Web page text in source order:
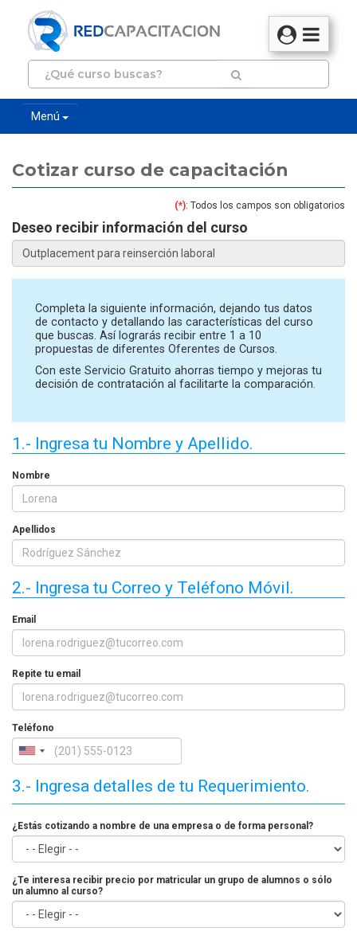
Menú
Cotizar curso de capacitación
(*): Todos los campos son obligatorios
Deseo recibir información del curso
Completa la siguiente información, dejando tus datos
de contacto y detallando las características del curso
que buscas. Así lograrás recibir entre 1 a 10
propuestas de diferentes Oferentes de Cursos.
Con este Servicio Gratuito ahorras tiempo y mejoras tu
decisión de contratación al facilitarte la comparación.
1.- Ingresa tu Nombre y Apellido.
Nombre
Apellidos
2.- Ingresa tu Correo y Teléfono Móvil.
Email
Repite tu email
Teléfono
3.- Ingresa detalles de tu Requerimiento.
¿Estás cotizando a nombre de una empresa o de forma personal?
¿Te interesa recibir precio por matricular un grupo de alumnos o sólo
un alumno al curso?